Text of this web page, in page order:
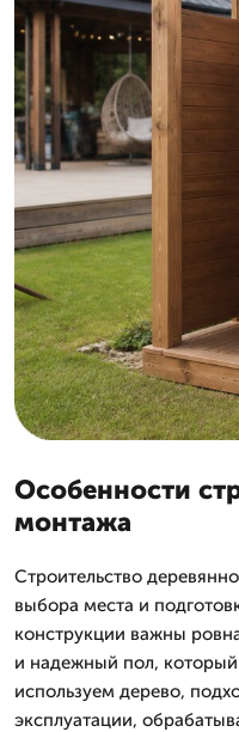
Особенности
монтажа
Строительство
выбора места и
конструкции важны
и надежный пол,
используем дерево,
эксплуатации,